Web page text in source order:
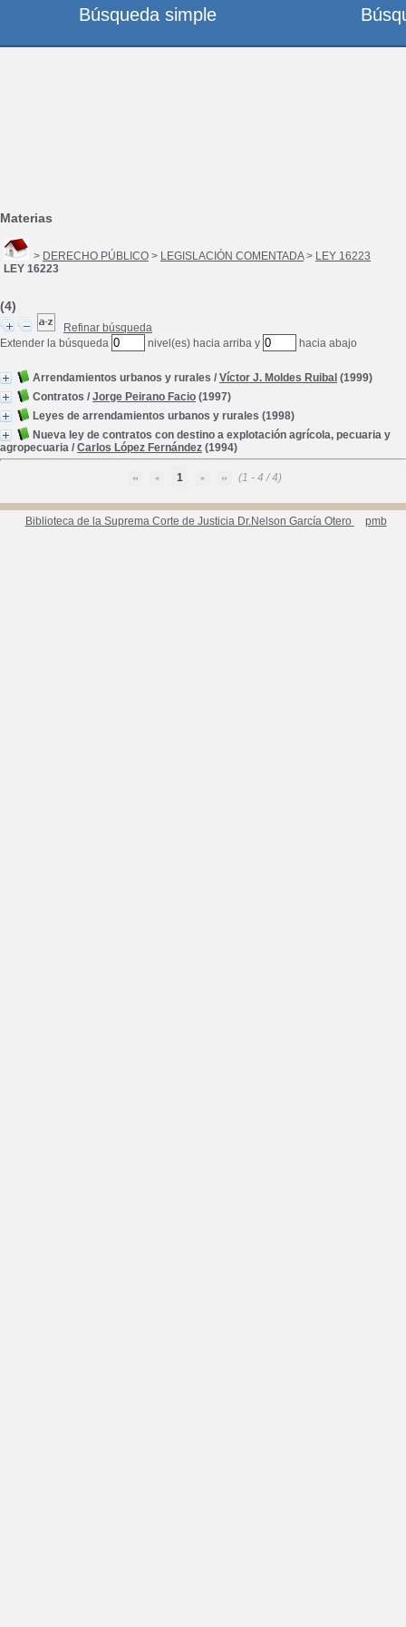
Materias
> DERECHO PÚBLICO > LEGISLACIÓN COMENTADA> LEY 16223
LEY 16223
(4)
Refinar búsqueda
Extender la búsqueda
nivel(es) hacia arriba y hacia abajo
Arrendamientos urbanos y rurales / Víctor J. Moldes Ruibal (1999)
Contratos / Jorge Peirano Facio (1997)
Leyes de arrendamientos urbanos y rurales (1998)
Nueva ley de contratos con destino a explotación agrícola, pecuaria y
agropecuaria / Carlos López Fernández (1994)
1 (1 - 4 / 4)
Biblioteca de la Suprema Corte de Justicia Dr.Nelson García Otero pmb
Búsqueda simple